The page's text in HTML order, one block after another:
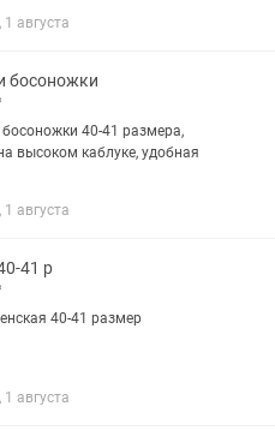
бу 41 размер. Цена 3
августа
босоножки
40-41 размера,
высоком каблуке, удобная
августа
41 р
40-41 размер
августа